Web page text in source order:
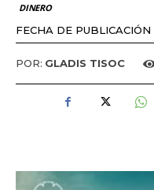
DINERO
FECHA DE PUBLICACIÓN
POR: GLADIS TISOC